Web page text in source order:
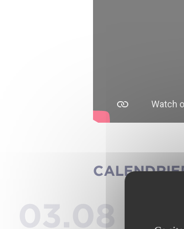
03.08